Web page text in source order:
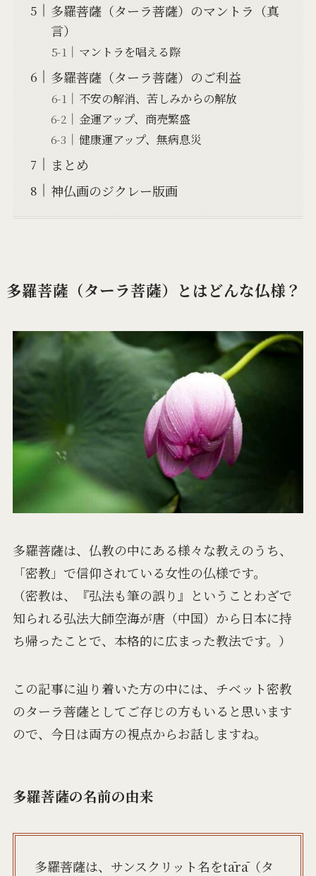
多羅菩薩（ターラ菩薩）のマントラ（真
言）
マントラを唱える際
多羅菩薩（ターラ菩薩）のご利益
不安の解消、苦しみからの解放
金運アップ、商売繁盛
健康運アップ、無病息災
まとめ
神仏画のジクレー版画
多羅菩薩（ターラ菩薩）とはどんな仏様？
多羅菩薩は、仏教の中にある様々な教えのうち、
「密教」で信仰されている女性の仏様です。
（密教は、『弘法も筆の誤り』ということわざで
知られる弘法大師空海が唐（中国）から日本に持
ち帰ったことで、本格的に広まった教法です。）
この記事に辿り着いた方の中には、チベット密教
のターラ菩薩としてご存じの方もいると思います
ので、今日は両方の視点からお話しますね。
多羅菩薩の名前の由来
多羅菩薩は、サンスクリット名をtārā（タ